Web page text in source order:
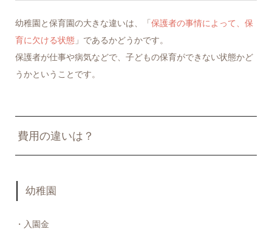
幼稚園と保育園の大きな違いは、「 保護者の事情によって、保
育に欠ける状態」であるかどうかです。
保護者が仕事や病気などで、子どもの保育ができない状態かど
うかということです。
費用の違いは？
幼稚園
・入園金